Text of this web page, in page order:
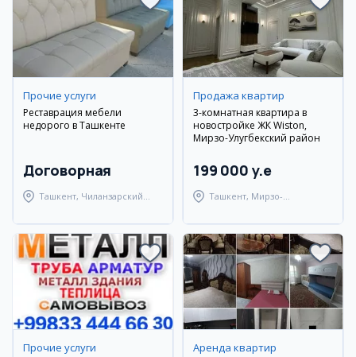
Прочие услуги
Реставрация мебели
недорого в Ташкенте
Договорная
Ташкент, Чиланзарский
Продажа квартир
3-комнатная квартира в
новостройке ЖК Wiston,
Мирзо-Улугбекский район
199 000 y.e
Ташкент, Мирзо-
Прочие услуги Аренда квартир